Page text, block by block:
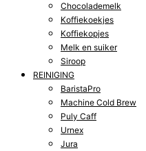
Chocolademelk
Koffiekoekjes
Koffiekopjes
Melk en suiker
Siroop
REINIGING
BaristaPro
Machine Cold Brew
Puly Caff
Urnex
Jura